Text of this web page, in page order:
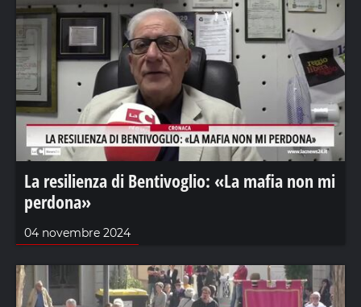
La resilienza di Bentivoglio: «La mafia non mi
perdona»
04 novembre 2024